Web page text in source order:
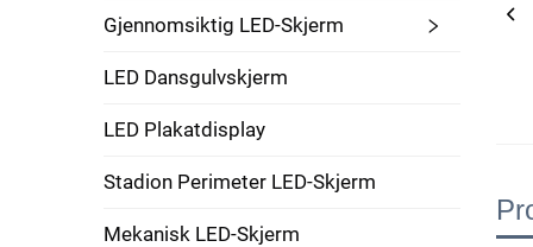
Gjennomsiktig LED-Skjerm
LED Dansgulvskjerm
LED Plakatdisplay
Stadion Perimeter LED-Skjerm
Mekanisk LED-Skjerm